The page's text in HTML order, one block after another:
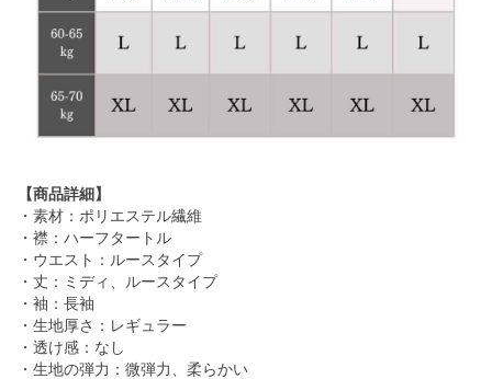
【商品詳細】
・素材：ポリエステル繊維
・襟：ハーフタートル
・ウエスト：ルースタイプ
・丈：ミディ、ルースタイプ
・袖：長袖
・生地厚さ：レギュラー
・透け感：なし
・生地の弾力：微弾力、柔らかい